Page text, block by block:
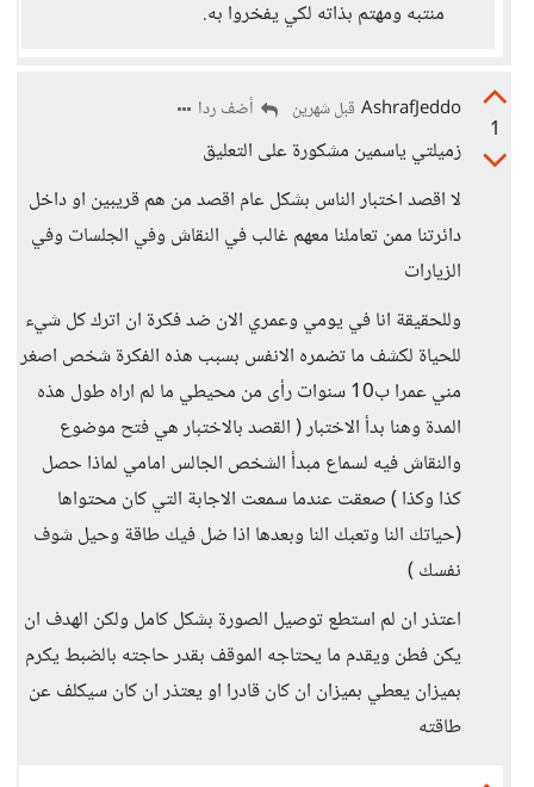
منتبه ومهتم بذاته لكي يفخروا به.
1
AshrafJeddo قبل شهرين أضف ردا
زميلتي ياسمين مشكورة على التعليق
لا اقصد اختبار الناس بشكل عام اقصد من هم قريبين او داخل
دائرتنا ممن تعاملنا معهم غالب في النقاش وفي الجلسات وفي
الزيارات
وللحقيقة انا في يومي وعمري الان ضد فكرة ان اترك كل شيء
للحياة لكشف ما تضمره الانفس بسبب هذه الفكرة شخص اصغر
مني عمرا ب10 سنوات رأى من محيطي ما لم اراه طول هذه
المدة وهنا بدأ الاختبار ( القصد بالاختبار هي فتح موضوع
والنقاش فيه لسماع مبدأ الشخص الجالس امامي لماذا حصل
كذا وكذا ) صعقت عندما سمعت الاجابة التي كان محتواها
(حياتك النا وتعبك النا وبعدها اذا ضل فيك طاقة وحيل شوف
نفسك )
اعتذر ان لم استطع توصيل الصورة بشكل كامل ولكن الهدف ان
يكن فطن ويقدم ما يحتاجه الموقف بقدر حاجته بالضبط يكرم
بميزان يعطي بميزان ان كان قادرا او يعتذر ان كان سيكلف عن
طاقته